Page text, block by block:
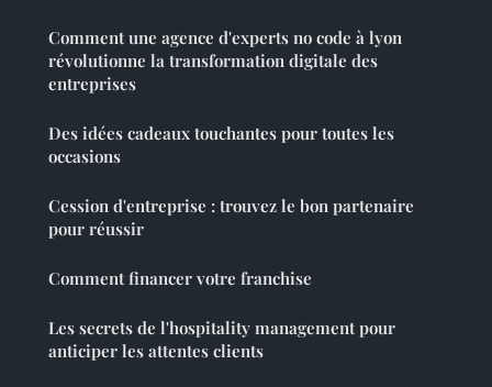
Comment une agence d'experts no code à lyon
révolutionne la transformation digitale des
entreprises
Des idées cadeaux touchantes pour toutes les
occasions
Cession d'entreprise : trouvez le bon partenaire
pour réussir
Comment financer votre franchise
Les secrets de l'hospitality management pour
anticiper les attentes clients